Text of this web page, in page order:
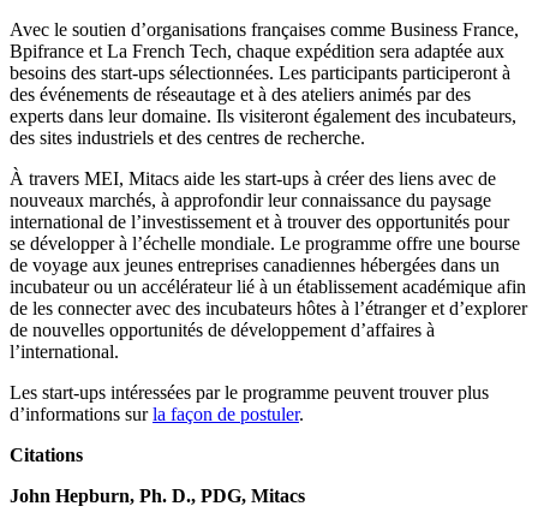
Avec le soutien d’organisations françaises comme Business France,
Bpifrance et La French Tech, chaque expédition sera adaptée aux
besoins des start-ups sélectionnées. Les participants participeront à
des événements de réseautage et à des ateliers animés par des
experts dans leur domaine. Ils visiteront également des incubateurs,
des sites industriels et des centres de recherche.
À travers MEI, Mitacs aide les start-ups à créer des liens avec de
nouveaux marchés, à approfondir leur connaissance du paysage
international de l’investissement et à trouver des opportunités pour
se développer à l’échelle mondiale. Le programme offre une bourse
de voyage aux jeunes entreprises canadiennes hébergées dans un
incubateur ou un accélérateur lié à un établissement académique afin
de les connecter avec des incubateurs hôtes à l’étranger et d’explorer
de nouvelles opportunités de développement d’affaires à
l’international.
Les start-ups intéressées par le programme peuvent trouver plus
d’informations surla façon de postuler.
Citations
John Hepburn, Ph. D., PDG, Mitacs